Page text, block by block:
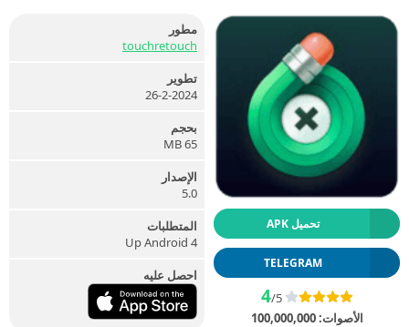
تحميل APK
TELEGRAM
4/5
الأصوات:100,000,000
مطور
touchretouch
تطوير
26-2-2024
بحجم
65 MB
الإصدار
5.0
المتطلبات
Up Android 4
احصل عليه